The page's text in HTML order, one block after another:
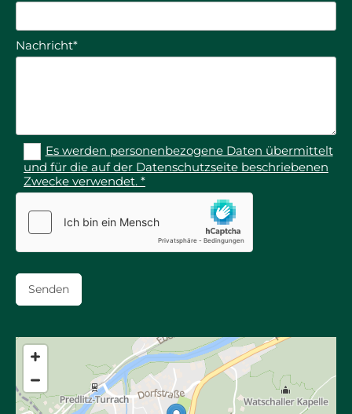
Nachricht*
Es werden personenbezogene Daten übermittelt
und für die auf der Datenschutzseite beschriebenen
Zwecke verwendet. *